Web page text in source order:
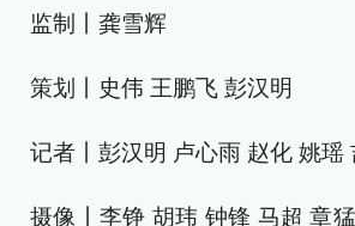
监制丨龚雪辉
策划丨史伟 王鹏飞 彭汉明
记者丨彭汉明 卢心雨 赵化 姚瑶
摄像丨李铮 胡玮 钟锋 马超 章